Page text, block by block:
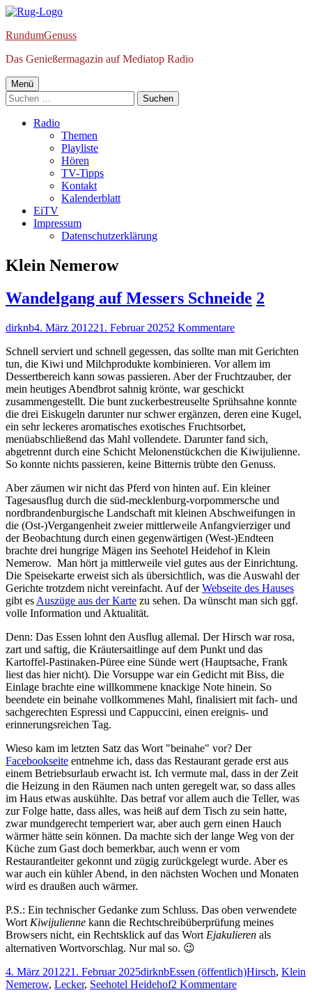
Springe
Inhalt
RundumGenuss
Das Genießermagazin auf Mediatop Radio
Primäres
Menü
Menü
Suchen
nach:
Radio
Themen
Playliste
Hören
TV-Tipps
Kontakt
Kalenderblatt
EiTV
Impressum
Datenschutzerklärung
Schlagwort:
Klein Nemerow
Wandelgang auf Messers Schneide 2
Autor
dirknbVeröffentlicht
4. März 201221. Februar 20252 Kommentarezu
auf
Messers
Schneide
Schnell serviert und schnell gegessen, das sollte man mit Gerichten
tun, die Kiwi und Milchprodukte kombinieren. Vor allem im
Dessertbereich kann sowas passieren. Aber der Fruchtzauber, der
mein heutiges Abendbrot sahnig krönte, war geschickt
zusammengestellt. Die bunt zuckerbestreuselte Sprühsahne konnte
die drei Eiskugeln darunter nur schwer ergänzen, deren eine Kugel,
ein sehr leckeres aromatisches exotisches Fruchtsorbet,
menüabschließend das Mahl vollendete. Darunter fand sich,
abgetrennt durch eine Schicht Melonenstückchen die Kiwijulienne.
So konnte nichts passieren, keine Bitternis trübte den Genuss.
Aber zäumen wir nicht das Pferd von hinten auf. Ein kleiner
Tagesausflug durch die süd-mecklenburg-vorpommersche und
nordbrandenburgische Landschaft mit kleinen Abschweifungen in
die (Ost-)Vergangenheit zweier mittlerweile Anfangvierziger und
der Beobachtung durch einen gegenwärtigen (West-)Endteen
brachte drei hungrige Mägen ins Seehotel Heidehof in Klein
Nemerow. Man hört ja mittlerweile viel gutes aus der Einrichtung.
Die Speisekarte erweist sich als übersichtlich, was die Auswahl der
Gerichte trotzdem nicht vereinfacht. Auf derWebseite des Hauses
gibt es Auszüge aus der Karte zu sehen. Da wünscht man sich ggf.
volle Information und Aktualität.
Denn: Das Essen lohnt den Ausflug allemal. Der Hirsch war rosa,
zart und saftig, die Kräutersaitlinge auf dem Punkt und das
Kartoffel-Pastinaken-Püree eine Sünde wert (Hauptsache, Frank
liest das hier nicht). Die Vorsuppe war ein Gedicht mit Biss, die
Einlage brachte eine willkommene knackige Note hinein. So
beendete ein beinahe vollkommenes Mahl, finalisiert mit fach- und
sachgerechten Espressi und Cappuccini, einen ereignis- und
erinnerungsreichen Tag.
Wieso kam im letzten Satz das Wort "beinahe" vor? Der
Facebookseite entnehme ich, dass das Restaurant gerade erst aus
einem Betriebsurlaub erwacht ist. Ich vermute mal, dass in der Zeit
die Heizung in den Räumen nach unten geregelt war, so dass alles
im Haus etwas auskühlte. Das betraf vor allem auch die Teller, was
zur Folge hatte, dass alles, was heiß auf dem Tisch zu sein hatte,
zwar mundgerecht temperiert war, aber auch gern einen Hauch
wärmer hätte sein können. Da machte sich der lange Weg von der
Küche zum Gast doch bemerkbar, auch wenn er vom
Restaurantleiter gekonnt und zügig zurückgelegt wurde. Aber es
war auch ein kühler Abend, in den nächsten Wochen und Monaten
wird es draußen auch wärmer.
P.S.: Ein technischer Gedanke zum Schluss. Das oben verwendete
Wort Kiwijulienne kann die Rechtschreibüberprüfung meines
Browsers nicht, ein Rechtsklick auf das Wort Ejakulieren als
alternativen Wortvorschlag. Nur mal so. 😉
Veröffentlicht
am
4. März 201221. Februar 2025Autor
dirknbKategorien
Essen (öffentlich)Schlagwörter
Hirsch, Klein
Nemerow, Lecker, Seehotel Heidehof2 Kommentarezu